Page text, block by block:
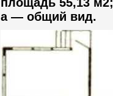
а — общий вид.